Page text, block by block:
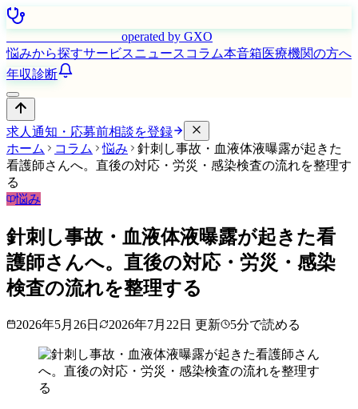
operated by GXO
悩みから探すサービスニュース コラム本音箱医療機関の方へ
年収診断
求人通知・応募前相談を登録
ホーム
コラム 悩み
針刺し事故・血液体液曝露が起きた
看護師さんへ。直後の対応・労災・感染検査の流れを整理す
る
悩み
針刺し事故・血液体液曝露が起きた看
護師さんへ。直後の対応・労災・感染
検査の流れを整理する
2026年5月26日 2026年7月22日 更新 5分で読める